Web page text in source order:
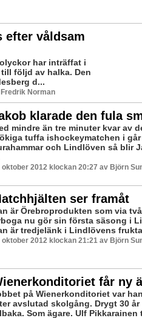
efter våldsam
har inträffat i
följd av halka. Den
d...
Norman
klarade den fula
mindre än tre minuter kvar av
tuffa ishockeymatchen i går
och Lindlöven så blir
oktober 2012 klockan 20:27 av Björn
ser framåt
är Örebroprodukten som via
nu gör sin första säsong i
är tredjelänk i Lindlövens
oktober 2012 klockan 21:21 av Björn
får ny
på Wienerkonditoriet var
avslutad skolgång. Drygt 30 år
Som ägare. Ulf Pikkarainen